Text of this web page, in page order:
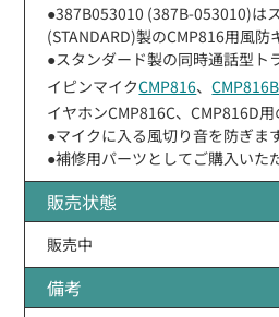
●387B053010 (387B-053010)は
(STANDARD)製のCMP816用風防
●スタンダード製の同時通話型ト
イピンマイクCMP816、CMP816B
イヤホンCMP816C、CMP816D用
●マイクに入る風切り音を防ぎます
●補修用パーツとしてご購入いた
販売状態
販売中
備考